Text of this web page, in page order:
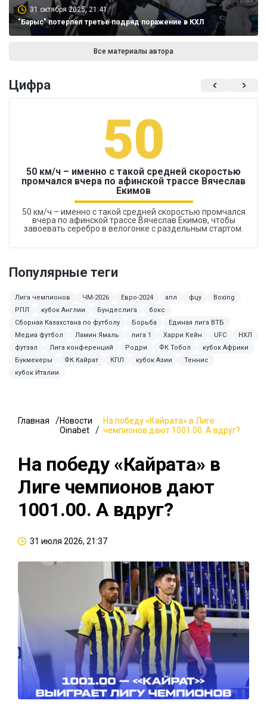
31 октября 2025, 21:41
"Барыс" потерпел третье подряд поражение в КХЛ
Все материалы автора
Цифра
50
50 км/ч – именно с такой средней скоростью
промчался вчера по афинской трассе Вячеслав
Екимов
50 км/ч – именно с такой средней скоростью промчался
вчера по афинской трассе Вячеслав Екимов, чтобы
завоевать серебро в велогонке с раздельным стартом.
Популярные теги
Лига чемпионов ЧМ-2026 Евро-2024 апл фцу
Boxing
РПЛ
кубок Англии Бундеслига
бокс
Сборная Казахстана по футболу
Борьба
Единая лига ВТБ
Медиа футбол
Ламин Ямаль лига 1 Харри Кейн UFC
НХЛ
футзал
Лига конференций Родри ФК Тобол
кубок Африки
Букмекеры
ФК Кайрат КПЛ кубок Азии
Теннис
кубок Италии
Главная
Новости
Oinabet
На победу «Кайрата» в Лиге
чемпионов дают 1001.00. А вдруг?
На победу «Кайрата» в
Лиге чемпионов дают
1001.00. А вдруг?
31 июля 2026, 21:37